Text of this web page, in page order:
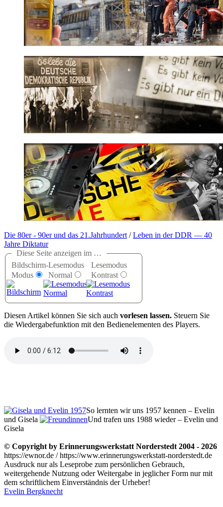
Die 80er - 90er und das 21.Jahrhundert/Leben in der DDR — 40
Jahre Diktatur
Diese Seite anzeigen im …
Bildschirm-
Modus
Lesemodus
Normal
Lesemodus
Kontrast
Diesen Artikel können Sie sich auch vorlesen lassen. Steuern Sie
die Wiedergabefunktion mit den Bedienelementen des Players.
So lernten wir uns 1957 kennen – Evelin
und Gisela
Und trafen uns 1988 wieder – Evelin und
Gisela
© Copyright by Erinnerungswerkstatt Norderstedt 2004 - 2026
https://ewnor.de / https://www.erinnerungswerkstatt-norderstedt.de
Ausdruck nur als Leseprobe zum persönlichen Gebrauch,
weitergehende Nutzung oder Weitergabe in jeglicher Form nur mit
dem schriftlichem Einverständnis der Urheber!
Evelin Bergknecht